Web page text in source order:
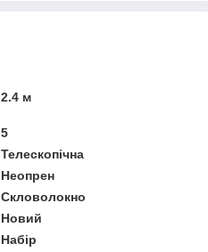
2.4 м
5
Телескопічна
Неопрен
Скловолокно
Новий
Набір